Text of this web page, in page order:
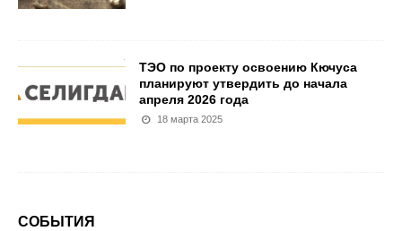
ТЭО по проекту освоению Кючуса
планируют утвердить до начала
апреля 2026 года
18 марта 2025
СОБЫТИЯ